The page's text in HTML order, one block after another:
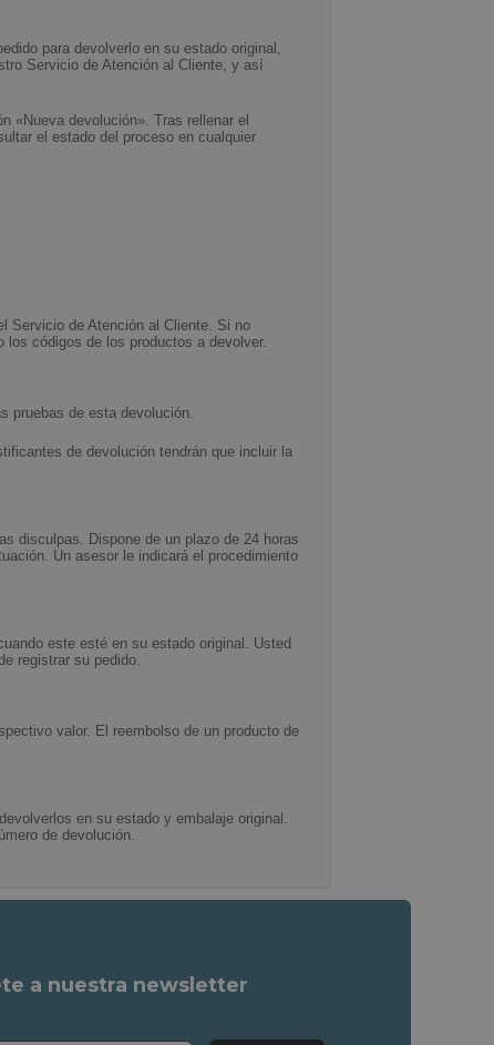
para devolverlo en su estado original,
Servicio de Atención al Cliente, y así
«Nueva devolución». Tras rellenar el
el estado del proceso en cualquier
Servicio de Atención al Cliente. Si no
los códigos de los productos a devolver.
pruebas de esta devolución.
de devolución tendrán que incluir la
disculpas. Dispone de un plazo de 24 horas
Un asesor le indicará el procedimiento
este esté en su estado original. Usted
registrar su pedido.
valor. El reembolso de un producto de
en su estado y embalaje original.
de devolución.
a nuestra newsletter